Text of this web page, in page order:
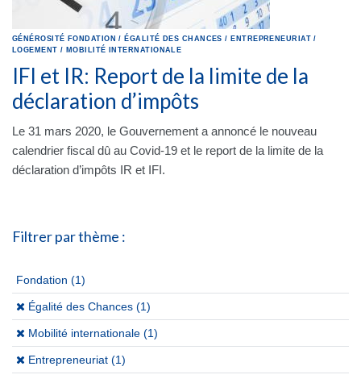
GÉNÉROSITÉ FONDATION / ÉGALITÉ DES CHANCES / ENTREPRENEURIAT /
LOGEMENT / MOBILITÉ INTERNATIONALE
IFI et IR: Report de la limite de la
déclaration d’impôts
Le 31 mars 2020, le Gouvernement a annoncé le nouveau
calendrier fiscal dû au Covid-19 et le report de la limite de la
déclaration d’impôts IR et IFI.
Filtrer par thème :
Fondation (1)
(x)
Égalité des Chances (1)
(x)
Mobilité internationale (1)
(x)
Entrepreneuriat (1)